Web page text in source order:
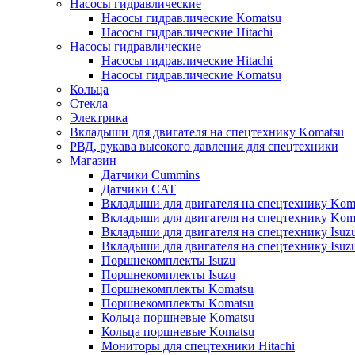
Насосы гидравлические
Насосы гидравлические Komatsu
Насосы гидравлические Hitachi
Насосы гидравлические
Насосы гидравлические Hitachi
Насосы гидравлические Komatsu
Кольца
Стекла
Электрика
Вкладыши для двигателя на спецтехнику Komatsu
РВД, рукава высокого давления для спецтехники
Магазин
Датчики Cummins
Датчики CAT
Вкладыши для двигателя на спецтехнику
Вкладыши для двигателя на спецтехнику
Вкладыши для двигателя на спецтехнику
Вкладыши для двигателя на спецтехнику
Поршнекомплекты Isuzu
Поршнекомплекты Isuzu
Поршнекомплекты Komatsu
Поршнекомплекты Komatsu
Кольца поршневые Komatsu
Кольца поршневые Komatsu
Мониторы для спецтехники Hitachi